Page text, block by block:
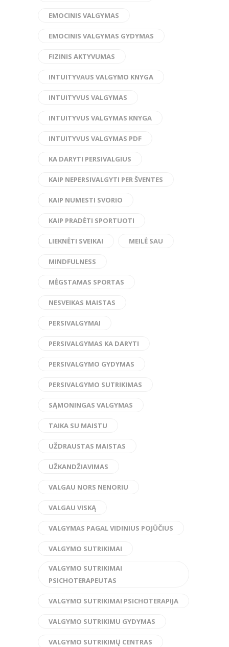
EMOCINIS VALGYMAS
EMOCINIS VALGYMAS GYDYMAS
FIZINIS AKTYVUMAS
INTUITYVAUS VALGYMO KNYGA
INTUITYVUS VALGYMAS
INTUITYVUS VALGYMAS KNYGA
INTUITYVUS VALGYMAS PDF
KA DARYTI PERSIVALGIUS
KAIP NEPERSIVALGYTI PER ŠVENTES
KAIP NUMESTI SVORIO
KAIP PRADĖTI SPORTUOTI
LIEKNĖTI SVEIKAI MEILĖ SAU
MINDFULNESS
MĖGSTAMAS SPORTAS
NESVEIKAS MAISTAS
PERSIVALGYMAI
PERSIVALGYMAS KA DARYTI
PERSIVALGYMO GYDYMAS
PERSIVALGYMO SUTRIKIMAS
SĄMONINGAS VALGYMAS
TAIKA SU MAISTU
UŽDRAUSTAS MAISTAS
UŽKANDŽIAVIMAS
VALGAU NORS NENORIU
VALGAU VISKĄ
VALGYMAS PAGAL VIDINIUS POJŪČIUS
VALGYMO SUTRIKIMAI
VALGYMO SUTRIKIMAI
PSICHOTERAPEUTAS
VALGYMO SUTRIKIMAI PSICHOTERAPIJA
VALGYMO SUTRIKIMU GYDYMAS
VALGYMO SUTRIKIMŲ CENTRAS